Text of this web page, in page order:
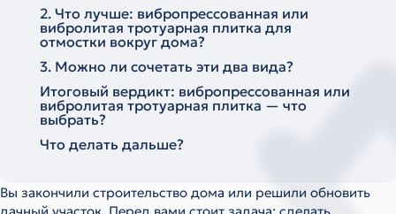
2. Что лучше: вибропрессованная или
вибролитая тротуарная плитка для
отмостки вокруг дома?
3. Можно ли сочетать эти два вида?
Итоговый вердикт: вибропрессованная или
вибролитая тротуарная плитка — что
выбрать?
Что делать дальше?
Вы закончили строительство дома или решили обновить